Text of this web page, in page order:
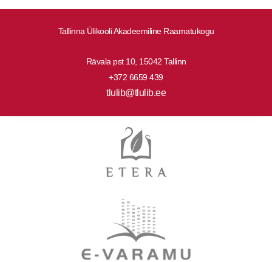
Tallinna Ülikooli Akadeemiline Raamatukogu
Rävala pst 10, 15042 Tallinn
+372 6659 439
tlulib@tlulib.ee